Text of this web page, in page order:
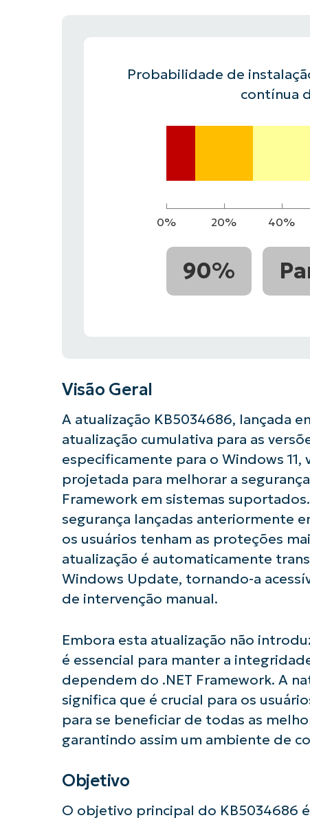
Probabilidade de
contínua
0% 20% 40%
90%
Visão Geral
A atualização KB5034686, lançada
atualização cumulativa para as
especificamente para o Windows 11,
projetada para melhorar a
Framework em sistemas
segurança lançadas anteriormente
os usuários tenham as proteções
atualização é automaticamente
Windows Update, tornando-a
de intervenção manual.
Embora esta atualização não
é essencial para manter a
dependem do .NET Framework. A
significa que é crucial para os
para se beneficiar de todas as
garantindo assim um ambiente de
Objetivo
O objetivo principal do KB5034686